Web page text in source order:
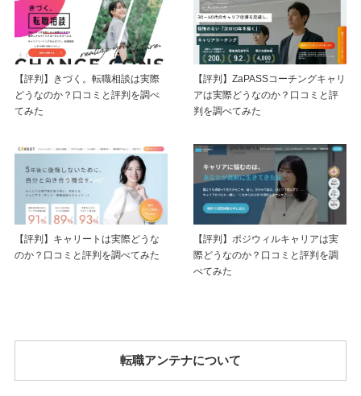
【評判】きづく。転職相談は実際
どうなのか？口コミと評判を調べ
てみた
【評判】ZaPASSコーチングキャリ
アは実際どうなのか？口コミと評
判を調べてみた
【評判】キャリートは実際どうな
のか？口コミと評判を調べてみた
【評判】ポジウィルキャリアは実
際どうなのか？口コミと評判を調
べてみた
転職アンテナについて